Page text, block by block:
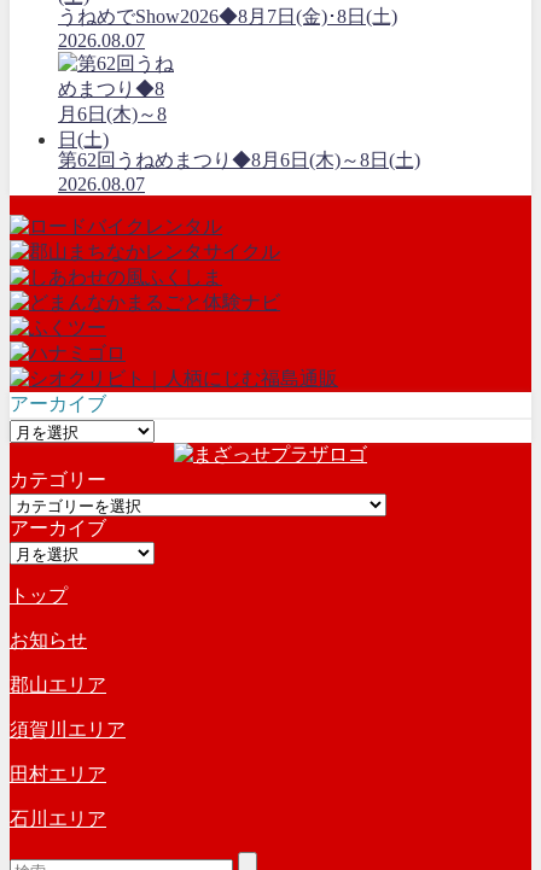
うねめでShow2026◆8月7日(金)･8日(土)
2026.08.07
第62回うねめまつり◆8月6日(木)～8日(土)
2026.08.07
アーカイブ
ア
カ
イ
ブ
カテゴリー
カ
テ
ゴ
ー
アーカイブ
ア
カ
イ
ブ
トップ
お知らせ
郡山エリア
須賀川エリア
田村エリア
石川エリア